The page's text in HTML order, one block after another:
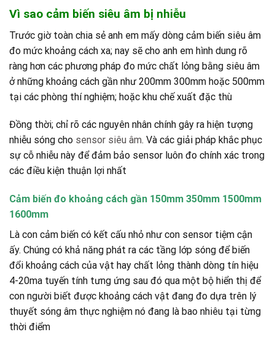
Vì sao cảm biến siêu âm bị nhiễu
Trước giờ toàn chia sẻ anh em mấy dòng cảm biến siêu âm
đo mức khoảng cách xa; nay sẽ cho anh em hình dung rõ
ràng hơn các phương pháp đo mức chất lỏng bằng siêu âm
ở những khoảng cách gần như 200mm 300mm hoặc 500mm
tại các phòng thí nghiệm; hoặc khu chế xuất đặc thù
Đồng thời; chỉ rõ các nguyên nhân chính gây ra hiện tượng
nhiễu sóng cho sensor siêu âm. Và các giải pháp khắc phục
sự cỗ nhiễu này để đảm bảo sensor luôn đo chính xác trong
các điều kiện thuận lợi nhất
Cảm biến đo khoảng cách gần 150mm 350mm 1500mm
1600mm
Là con cảm biến có kết cấu nhỏ như con sensor tiệm cận
ấy. Chúng có khả năng phát ra các tầng lớp sóng để biến
đổi khoảng cách của vật hay chất lỏng thành dòng tín hiệu
4-20ma tuyến tính tưng ứng sau đó qua một bộ hiển thị để
con người biết được khoảng cách vật đang đo dựa trên lý
thuyết sóng âm thực nghiệm nó đang là bao nhiêu tại từng
thời điểm